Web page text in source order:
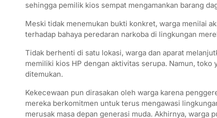
sehingga pemilik kios sempat mengamankan barang
Meski tidak menemukan bukti konkret, warga menilai
terhadap bahaya peredaran narkoba di lingkungan
Tidak berhenti di satu lokasi, warga dan aparat
memiliki kios HP dengan aktivitas serupa. Namun,
ditemukan.
Kekecewaan pun dirasakan oleh warga karena
mereka berkomitmen untuk terus mengawasi
merusak masa depan generasi muda. Akhirnya,